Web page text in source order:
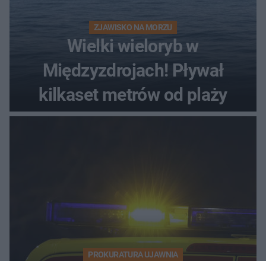
ZJAWISKO NA MORZU
Wielki wieloryb w
Międzyzdrojach! Pływał
kilkaset metrów od plaży
PROKURATURA UJAWNIA